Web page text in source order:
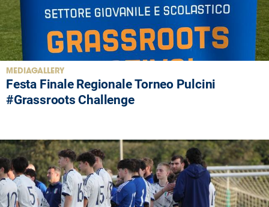
Area
Media
Contatti
Social media
MEDIAGALLERY
Festa Finale Regionale Torneo Pulcini
#Grassroots Challenge